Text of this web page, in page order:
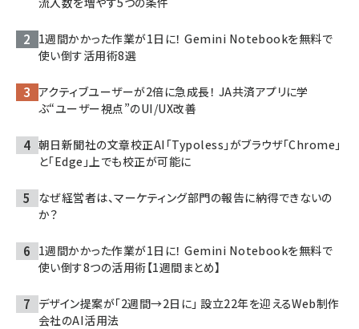
1週間かかった作業が1日に！ Gemini Notebookを無料で
使い倒す活用術8選
アクティブユーザーが2倍に急成長！ JA共済アプリに学
ぶ“ユーザー視点”のUI/UX改善
朝日新聞社の文章校正AI「Typoless」がブラウザ「Chrome」
と「Edge」上でも校正が可能に
なぜ経営者は、マーケティング部門の報告に納得できないの
か？
1週間かかった作業が1日に！ Gemini Notebookを無料で
使い倒す8つの活用術【1週間まとめ】
デザイン提案が「2週間→2日に」 設立22年を迎えるWeb制作
会社のAI活用法